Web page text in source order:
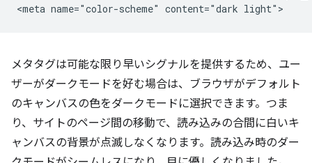
メタタグは可能な限り早いシグナルを提供するため、ユー
ザーがダークモードを好む場合は、ブラウザがデフォルト
のキャンバスの色をダークモードに選択できます。つま
り、サイトのページ間の移動で、読み込みの合間に白いキ
ャンバスの背景が点滅しなくなります。読み込み時のダー